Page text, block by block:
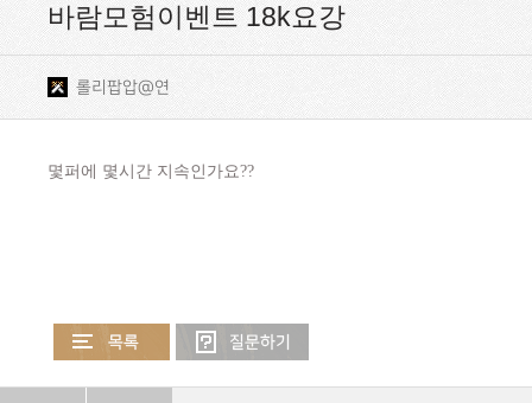
바람모험이벤트 18k요강
롤리팝압@연
몇퍼에 몇시간 지속인가요??